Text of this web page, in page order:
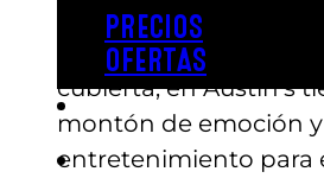
PRECIOS
OFERTAS
COMPRAR
TARJETAS DE
laser tag y mini golf
rocódromo y una
cubierta, en Austin’s
montón de emoción y
entretenimiento para